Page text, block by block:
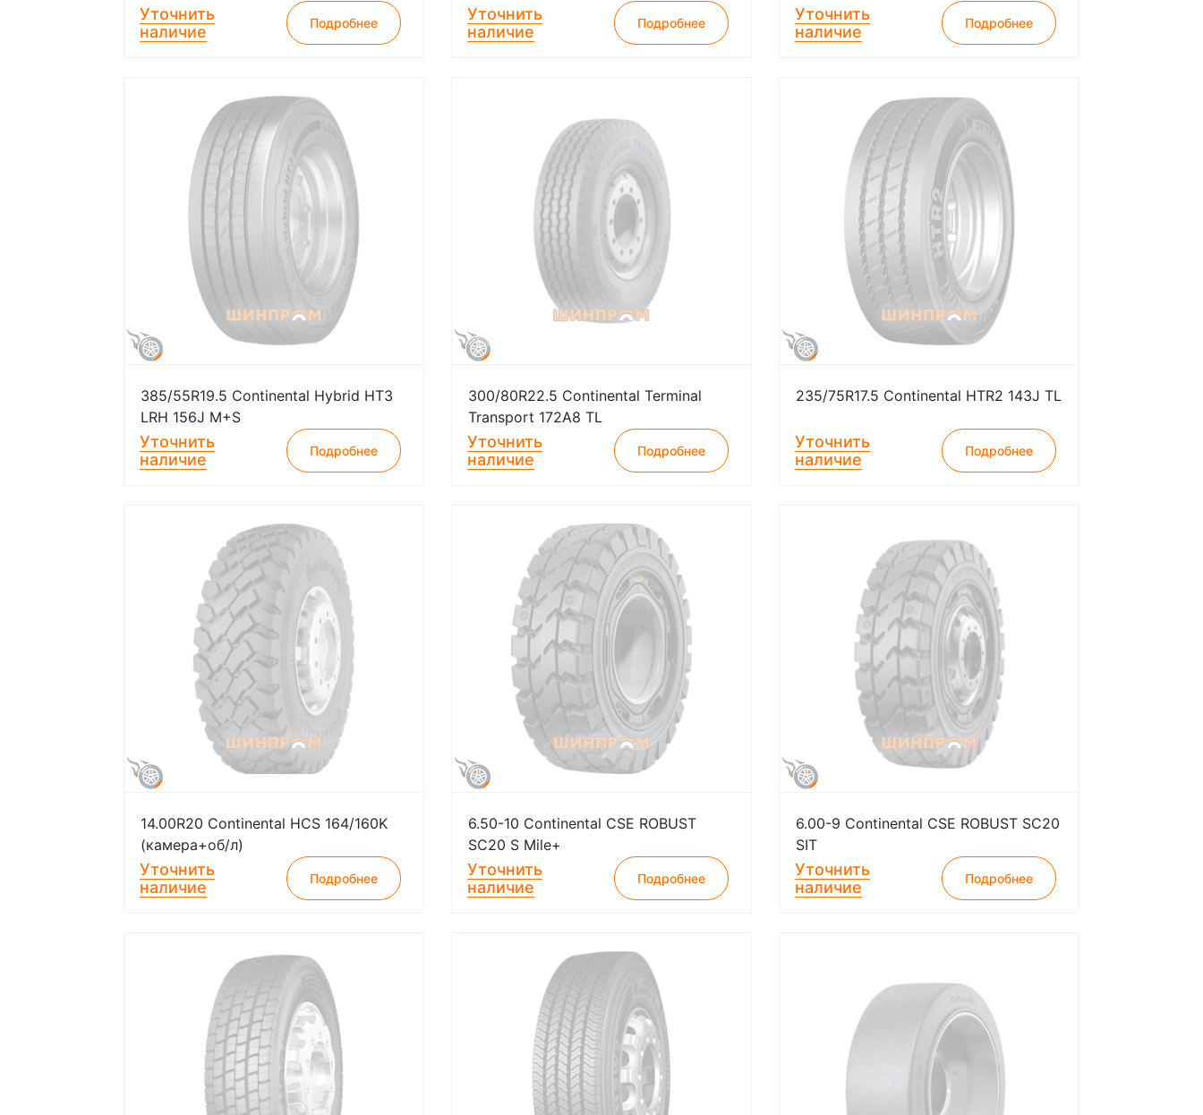
Уточнить
наличие
Подробнее
Уточнить
наличие
Подробнее
Уточнить
наличие
Подробнее
385/55R19.5 Continental Hybrid HT3
LRH 156J M+S
Уточнить
наличие
Подробнее
300/80R22.5 Continental Terminal
Transport 172A8 TL
Уточнить
наличие
Подробнее
235/75R17.5 Continental HTR2 143J TL
Уточнить
наличие
Подробнее
14.00R20 Continental HCS 164/160K
(камера+об/л)
Уточнить
наличие
Подробнее
6.50-10 Continental CSE ROBUST
SC20 S Mile+
Уточнить
наличие
Подробнее
6.00-9 Continental CSE ROBUST SC20
SIT
Уточнить
наличие
Подробнее